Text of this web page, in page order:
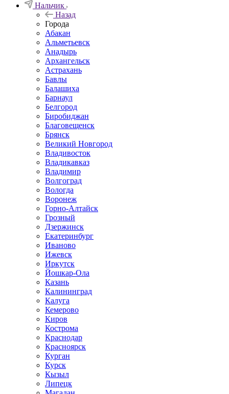
Нальчик
Назад
Города
Абакан
Альметьевск
Анадырь
Архангельск
Астрахань
Бавлы
Балашиха
Барнаул
Белгород
Биробиджан
Благовещенск
Брянск
Великий Новгород
Владивосток
Владикавказ
Владимир
Волгоград
Вологда
Воронеж
Горно-Алтайск
Грозный
Дзержинск
Екатеринбург
Иваново
Ижевск
Иркутск
Йошкар-Ола
Казань
Калининград
Калуга
Кемерово
Киров
Кострома
Краснодар
Красноярск
Курган
Курск
Кызыл
Липецк